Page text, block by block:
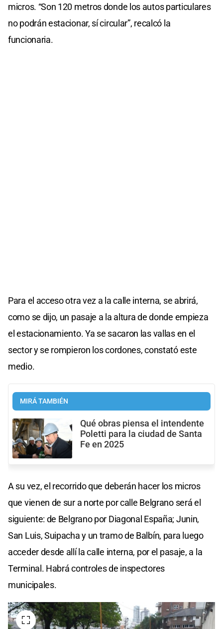
micros. “Son 120 metros donde los autos particulares
no podrán estacionar, sí circular”, recalcó la
funcionaria.
Para el acceso otra vez a la calle interna, se abrirá,
como se dijo, un pasaje a la altura de donde empieza
el estacionamiento. Ya se sacaron las vallas en el
sector y se rompieron los cordones, constató este
medio.
MIRÁ TAMBIÉN
Qué obras piensa el intendente
Poletti para la ciudad de Santa
Fe en 2025
A su vez, el recorrido que deberán hacer los micros
que vienen de sur a norte por calle Belgrano será el
siguiente: de Belgrano por Diagonal España; Junin,
San Luis, Suipacha y un tramo de Balbín, para luego
acceder desde allí la calle interna, por el pasaje, a la
Terminal. Habrá controles de inspectores
municipales.